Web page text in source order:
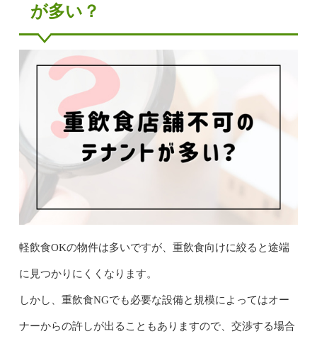
が多い？
軽飲食OKの物件は多いですが、重飲食向けに絞ると途端
に見つかりにくくなります。
しかし、重飲食NGでも必要な設備と規模によってはオー
ナーからの許しが出ることもありますので、交渉する場合